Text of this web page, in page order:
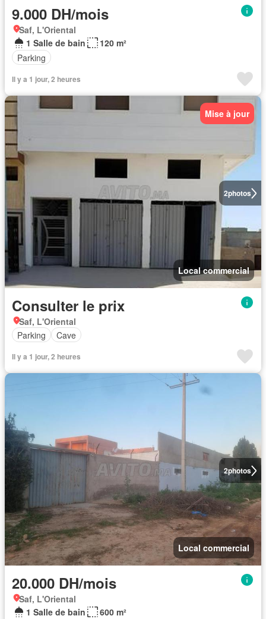
9.000 DH/mois
Saf, L'Oriental
1 Salle de bain
120 m²
Parking
Il y a 1 jour, 2 heures
2photos
Mise à jour
Local commercial
Consulter le prix
Saf, L'Oriental
Parking
Cave
Il y a 1 jour, 2 heures
2photos
Local commercial
20.000 DH/mois
Saf, L'Oriental
1 Salle de bain
600 m²